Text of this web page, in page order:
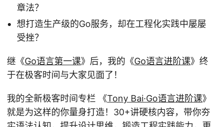
章法？
想打造生产级的Go服务，却在工程化实践中屡屡
受挫？
继《Go语言第一课》后，我的《Go语言进阶课》终
于在极客时间与大家见面了！
我的全新极客时间专栏 《Tony Bai·Go语言进阶课》
就是为这样的你量身打造！30+讲硬核内容，带你夯